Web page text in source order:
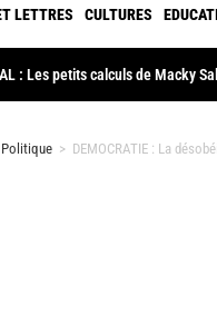
LETTRES CULTURES
: Les petits calculs de Macky Sall
Politique > DEMOCRATIE : La